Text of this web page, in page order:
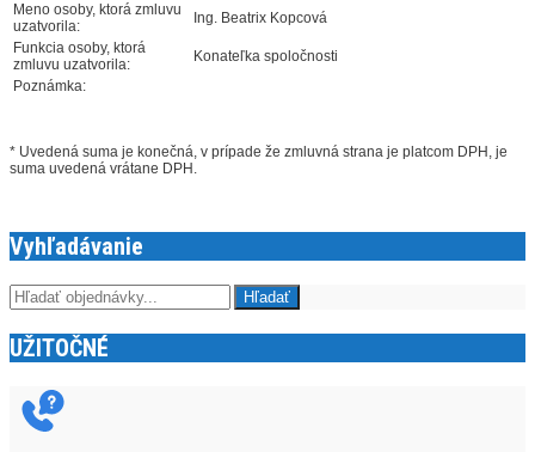
Meno osoby, ktorá zmluvu
uzatvorila:
Ing. Beatrix Kopcová
Funkcia osoby, ktorá
zmluvu uzatvorila:
Konateľka spoločnosti
Poznámka:
* Uvedená suma je konečná, v prípade že zmluvná strana je platcom DPH, je
suma uvedená vrátane DPH.
Vyhľadávanie
UŽITOČNÉ